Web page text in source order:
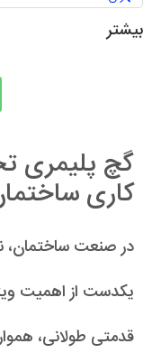
بیشتر
گچ پلیمری
کاری
در صنعت ساختمان،
یکدست از اهمیت
قدمتی طولانی،